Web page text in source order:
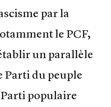
par la
le PCF,
un parallèle
Parti du peuple
populaire